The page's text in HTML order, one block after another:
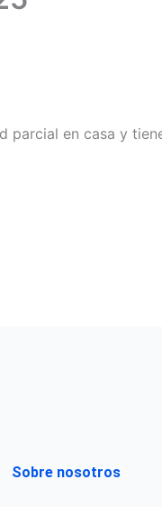
parcial en casa y
Sobre nosotros